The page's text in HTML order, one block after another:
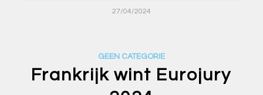
27/04/2024
GEEN CATEGORIE
Frankrijk wint Eurojury